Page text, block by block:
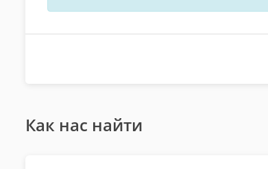
Как нас найти